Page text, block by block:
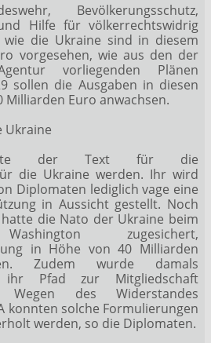
Bevölkerungsschutz,
Hilfe für völkerrechtswidrig
wie die Ukraine sind in diesem
vorgesehen, wie aus den der
vorliegenden Plänen
sollen die Ausgaben in diesen
Milliarden Euro anwachsen.
Ukraine
der Text für die
die Ukraine werden. Ihr wird
Diplomaten lediglich vage eine
in Aussicht gestellt. Noch
die Nato der Ukraine beim
zugesichert,
in Höhe von 40 Milliarden
Zudem wurde damals
ihr Pfad zur Mitgliedschaft
Wegen des Widerstandes
konnten solche Formulierungen
werden, so die Diplomaten.